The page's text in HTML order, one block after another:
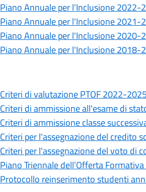
Piano Annuale per l'Inclusione 2022-
Piano Annuale per l'Inclusione 2021-
Piano Annuale per l'Inclusione 2020-
Piano Annuale per l'Inclusione
Criteri di valutazione PTOF 2022-2025
Criteri di ammissione all'esame di
Criteri di ammissione classe
Criteri per l'assegnazione del credito
Criteri per l'assegnazione del voto di
Piano Triennale dell’Offerta
Protocollo reinserimento studenti